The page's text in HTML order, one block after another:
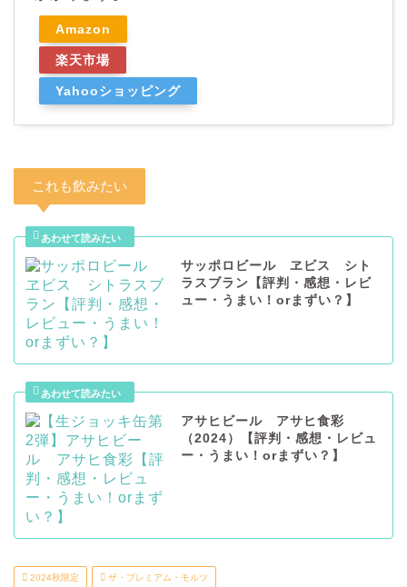
Amazon
楽天市場
Yahooショッピング
これも飲みたい
サッポロビール ヱビス シト
ラスブラン【評判・感想・レビ
ュー・うまい！orまずい？】
アサヒビール アサヒ食彩
（2024）【評判・感想・レビュ
ー・うまい！orまずい？】
2024秋限定 ザ・プレミアム・モルツ